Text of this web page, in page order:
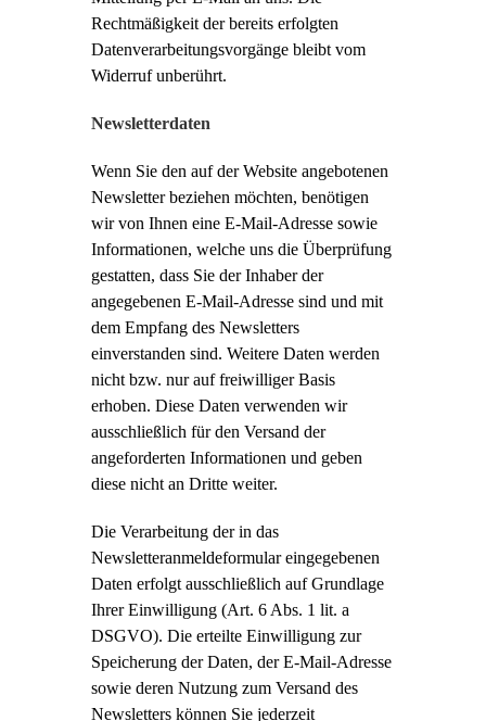
Rechtmäßigkeit der bereits erfolgten
Datenverarbeitungsvorgänge bleibt vom
Widerruf unberührt.
Newsletterdaten
Wenn Sie den auf der Website angebotenen
Newsletter beziehen möchten, benötigen
wir von Ihnen eine E-Mail-Adresse sowie
Informationen, welche uns die Überprüfung
gestatten, dass Sie der Inhaber der
angegebenen E-Mail-Adresse sind und mit
dem Empfang des Newsletters
einverstanden sind. Weitere Daten werden
nicht bzw. nur auf freiwilliger Basis
erhoben. Diese Daten verwenden wir
ausschließlich für den Versand der
angeforderten Informationen und geben
diese nicht an Dritte weiter.
Die Verarbeitung der in das
Newsletteranmeldeformular eingegebenen
Daten erfolgt ausschließlich auf Grundlage
Ihrer Einwilligung (Art. 6 Abs. 1 lit. a
DSGVO). Die erteilte Einwilligung zur
Speicherung der Daten, der E-Mail-Adresse
sowie deren Nutzung zum Versand des
Newsletters können Sie jederzeit